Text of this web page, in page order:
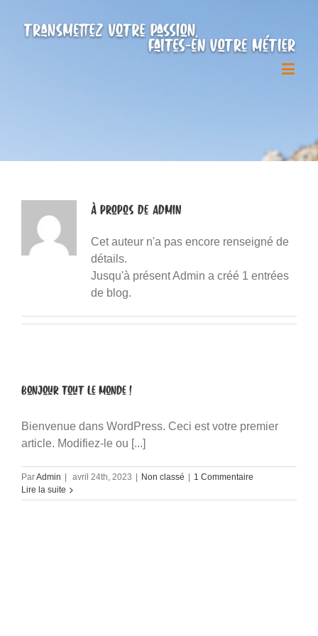
À propos de Admin
Cet auteur n'a pas encore renseigné de
détails.
Jusqu'à présent Admin a créé 1 entrées
de blog.
Bonjour tout le monde !
Bienvenue dans WordPress. Ceci est votre premier
article. Modifiez-le ou [...]
ParAdmin | avril 24th, 2023 | Non classé | 1 Commentaire
Lire la suite